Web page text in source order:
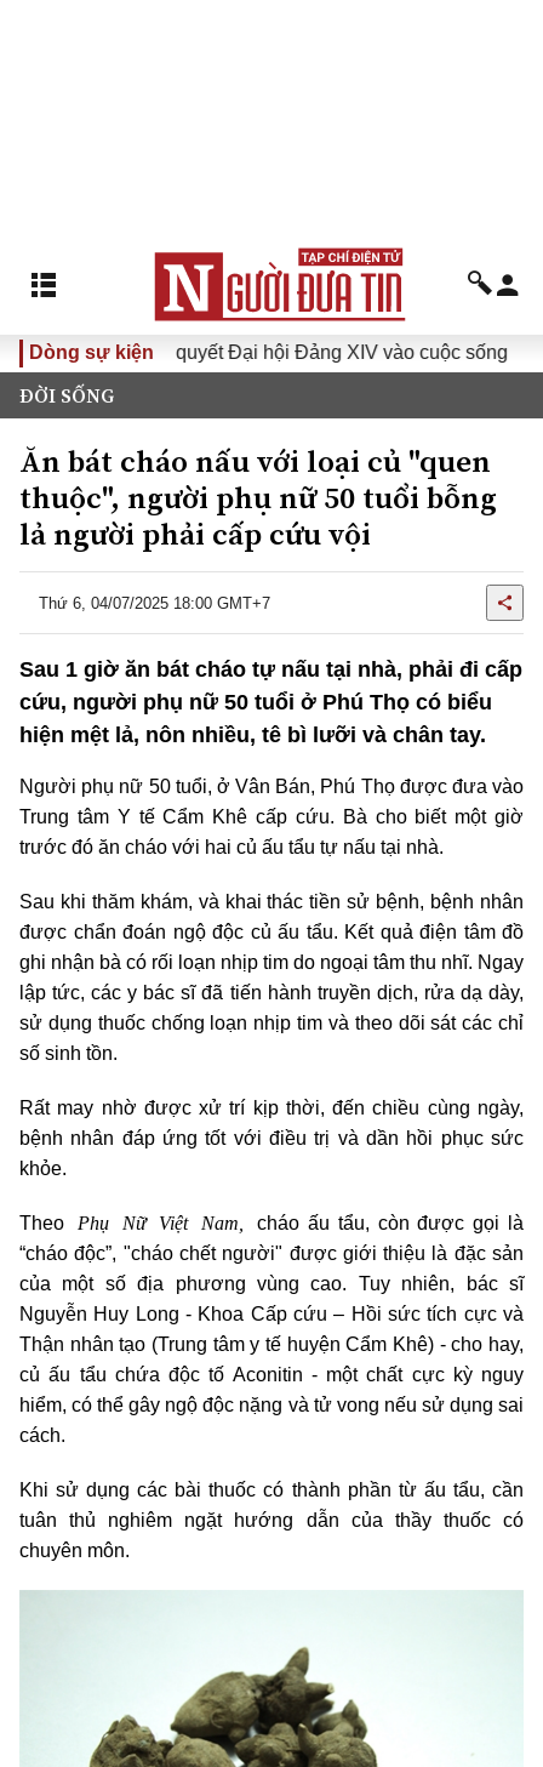
Dòng sự kiện
Đưa Nghị quyết Đại hội Đảng XIV vào cuộc sống
ĐỜI SỐNG
Ăn bát cháo nấu với loại củ "quen
thuộc", người phụ nữ 50 tuổi bỗng
lả người phải cấp cứu vội
Thứ 6, 04/07/2025 18:00 GMT+7
Sau 1 giờ ăn bát cháo tự nấu tại nhà, phải đi cấp
cứu, người phụ nữ 50 tuổi ở Phú Thọ có biểu
hiện mệt lả, nôn nhiều, tê bì lưỡi và chân tay.
Người phụ nữ 50 tuổi, ở Vân Bán, Phú Thọ được đưa vào
Trung tâm Y tế Cẩm Khê cấp cứu. Bà cho biết một giờ
trước đó ăn cháo với hai củ ấu tẩu tự nấu tại nhà.
Sau khi thăm khám, và khai thác tiền sử bệnh, bệnh nhân
được chẩn đoán ngộ độc củ ấu tẩu. Kết quả điện tâm đồ
ghi nhận bà có rối loạn nhịp tim do ngoại tâm thu nhĩ. Ngay
lập tức, các y bác sĩ đã tiến hành truyền dịch, rửa dạ dày,
sử dụng thuốc chống loạn nhịp tim và theo dõi sát các chỉ
số sinh tồn.
Rất may nhờ được xử trí kịp thời, đến chiều cùng ngày,
bệnh nhân đáp ứng tốt với điều trị và dần hồi phục sức
khỏe.
Theo Phụ Nữ Việt Nam,cháo ấu tẩu, còn được gọi là
“cháo độc”, "cháo chết người" được giới thiệu là đặc sản
của một số địa phương vùng cao. Tuy nhiên, bác sĩ
Nguyễn Huy Long - Khoa Cấp cứu – Hồi sức tích cực và
Thận nhân tạo (Trung tâm y tế huyện Cẩm Khê) - cho hay,
củ ấu tẩu chứa độc tố Aconitin - một chất cực kỳ nguy
hiểm, có thể gây ngộ độc nặng và tử vong nếu sử dụng sai
cách.
Khi sử dụng các bài thuốc có thành phần từ ấu tẩu, cần
tuân thủ nghiêm ngặt hướng dẫn của thầy thuốc có
chuyên môn.